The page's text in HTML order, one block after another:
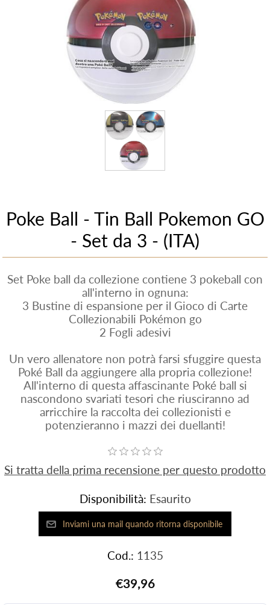
Poke Ball - Tin Ball Pokemon GO
- Set da 3 - (ITA)
Set Poke ball da collezione contiene 3 pokeball con
all'interno in ognuna:
3 Bustine di espansione per il Gioco di Carte
Collezionabili Pokémon go
2 Fogli adesivi
Un vero allenatore non potrà farsi sfuggire questa
Poké Ball da aggiungere alla propria collezione!
All'interno di questa affascinante Poké ball si
nascondono svariati tesori che riusciranno ad
arricchire la raccolta dei collezionisti e
potenzieranno i mazzi dei duellanti!
Si tratta della prima recensione per questo prodotto
Disponibilità: Esaurito
Cod.: 1135
€39,96